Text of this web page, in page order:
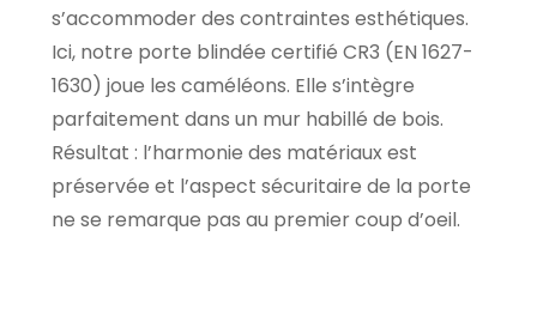
s’accommoder des contraintes esthétiques.
Ici, notre porte blindée certifié CR3 (EN 1627-
1630) joue les caméléons. Elle s’intègre
parfaitement dans un mur habillé de bois.
Résultat : l’harmonie des matériaux est
préservée et l’aspect sécuritaire de la porte
ne se remarque pas au premier coup d’oeil.